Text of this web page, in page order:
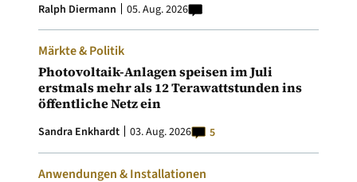
Ralph Diermann 05. Aug. 2026
Märkte & Politik
Photovoltaik-Anlagen speisen im Juli
erstmals mehr als 12 Terawattstunden ins
öffentliche Netz ein
Sandra Enkhardt 03. Aug. 2026 5
Anwendungen & Installationen